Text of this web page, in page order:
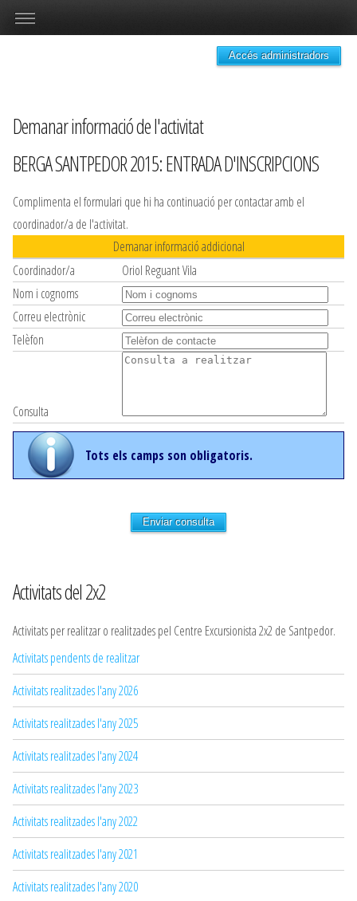
Accés administradors
Demanar informació de l'activitat
BERGA SANTPEDOR 2015: ENTRADA D'INSCRIPCIONS
Complimenta el formulari que hi ha continuació per contactar amb el
coordinador/a de l'activitat.
Demanar informació addicional
Coordinador/a
Oriol Reguant Vila
Nom i cognoms
Correu electrònic
Telèfon
Consulta
Tots els camps son obligatoris.
Enviar consulta
Activitats del 2x2
Activitats per realitzar o realitzades pel Centre Excursionista 2x2 de Santpedor.
Activitats pendents de realitzar
Activitats realitzades l'any 2026
Activitats realitzades l'any 2025
Activitats realitzades l'any 2024
Activitats realitzades l'any 2023
Activitats realitzades l'any 2022
Activitats realitzades l'any 2021
Activitats realitzades l'any 2020